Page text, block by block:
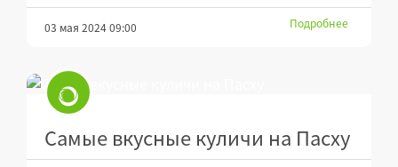
03 мая 2024 09:00 Подробнее
Самые вкусные куличи на Пасху